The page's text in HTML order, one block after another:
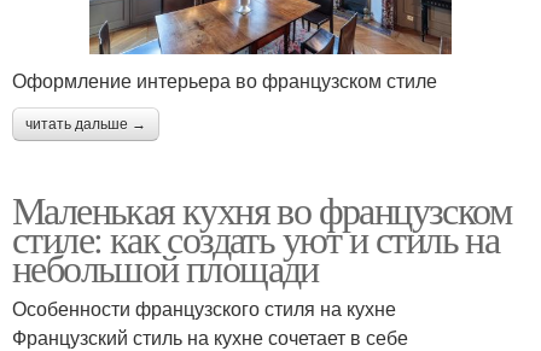
Оформление интерьера во французском стиле
читать дальше →
Маленькая кухня во французском
стиле: как создать уют и стиль на
небольшой площади
Особенности французского стиля на кухне
Французский стиль на кухне сочетает в себе